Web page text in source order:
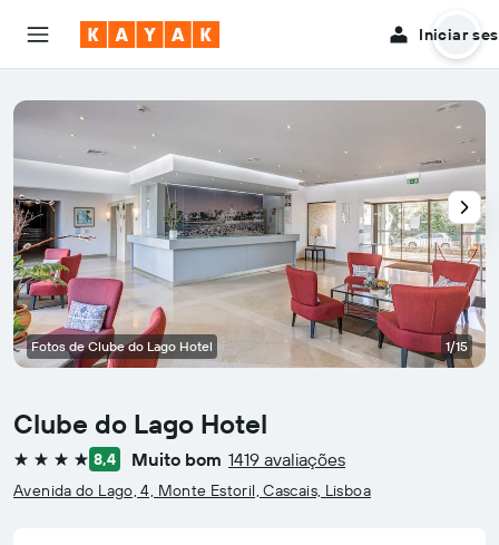
Iniciar
Clube do Lago Hotel
4 estrelas 8,4 Muito bom 1419 avaliações
Avenida do Lago, 4, Monte Estoril, Cascais, Lisboa
Fotos de Clube do Lago Hotel 1/15